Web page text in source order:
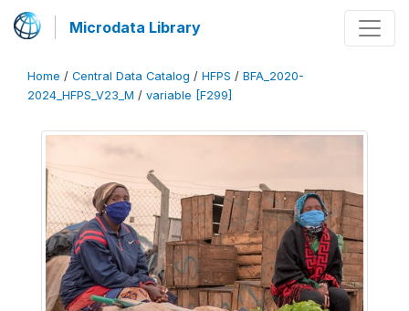
Microdata Library
Home / Central Data Catalog / HFPS / BFA_2020-
2024_HFPS_V23_M / variable [F299]